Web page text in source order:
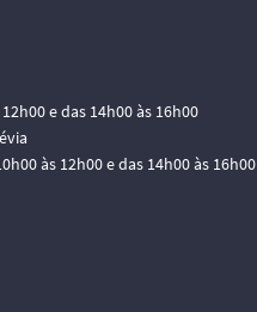
e das 14h00 às 16h00
às 12h00 e das 14h00 às 16h00